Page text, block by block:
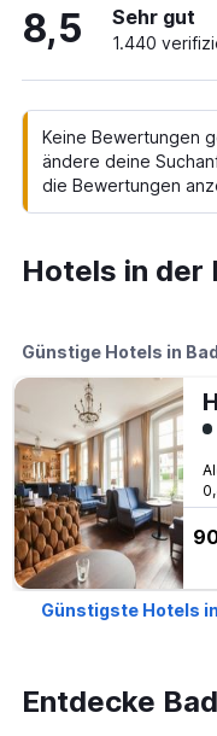
8,5 Sehr gut
1.440
Keine Bewertungen
ändere deine
die Bewertungen
Hotels in der
Günstige Hotels in
Günstigste Hotels
Entdecke